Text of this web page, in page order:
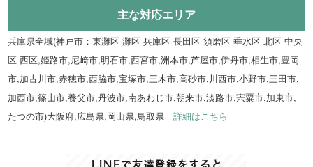
主な対応エリア
兵庫県全域(神戸市：東灘区 灘区 兵庫区 長田区 須磨区 垂水区 北区 中央
区 西区,姫路市,尼崎市,明石市,西宮市,洲本市,芦屋市,伊丹市,相生市,豊岡
市,加古川市,赤穂市,西脇市,宝塚市,三木市,高砂市,川西市,小野市,三田市,
加西市,篠山市,養父市,丹波市,南あわじ市,朝来市,淡路市,宍粟市,加東市,
たつの市)大阪府,広島県,岡山県,鳥取県詳細はこちら